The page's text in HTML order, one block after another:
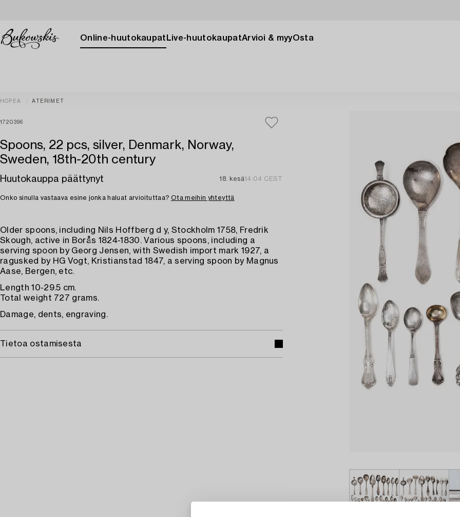
Online-huutokaupat Live-huutokaupatArvioi & myyOsta
HOPEA ATERIMET
1720396
Spoons, 22 pcs, silver, Denmark, Norway,
Sweden, 18th-20th century
Huutokauppa päättynyt 18. kesä14:04 CEST
Onko sinulla vastaava esine jonka haluat arvioituttaa? Ota meihin yhteyttä
Older spoons, including Nils Hoffberg d y, Stockholm 1758, Fredrik
Skough, active in Borås 1824-1830. Various spoons, including a
serving spoon by Georg Jensen, with Swedish import mark 1927, a
ragusked by HG Vogt, Kristianstad 1847, a serving spoon by Magnus
Aase, Bergen, etc.
Length 10-29.5 cm.
Total weight 727 grams.
Damage, dents, engraving.
Tietoa ostamisesta